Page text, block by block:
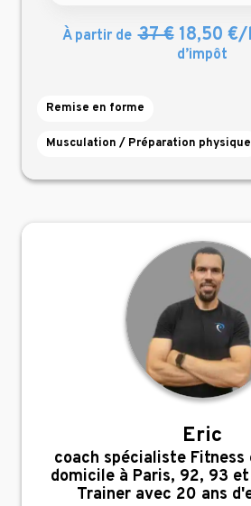
À partir de 37 €18,50 €/
d’impôt
Remise en forme
Musculation / Préparation physique
Eric
,
coach spécialiste
domicile à Paris, 92, 93
Trainer avec 20 ans